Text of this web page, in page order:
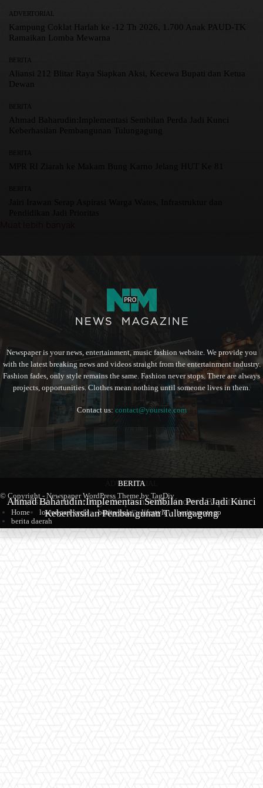
ADVERTORIAL
Kampung Coklat Harlah ke -12 Th 2026, 1.700 Anak PAUD-
TK Ramaikan Lomba Mewarna
BERITA
Aliansi 212 Blitar Raya Siapkan Aksi, Kecewa Bupati dan
Ketua Dewan
BERITA
Ahmad Baharudin:Implementasi Sembilan Perda Jadi Kunci
Keberhasilan Pembangunan Tulungagung
ADVERTORIAL
Kampung Coklat Harlah ke -12 Th 2026, 1.700 Anak PAUD-TK
Ramaikan Lomba Mewarna
BERITA
Aliansi 212 Blitar Raya Siapkan Aksi, Kecewa Bupati dan Ketua
Dewan
BERITA
Ahmad Baharudin:Implementasi Sembilan Perda Jadi Kunci
Keberhasilan Pembangunan Tulungagung
BERITA
Newspaper is your news, entertainment, music fashion website. We provide you
with the latest breaking news and videos straight from the entertainment industry.
Fashion fades, only style remains the same. Fashion never stops. There are always
projects, opportunities. Clothes mean nothing until someone lives in them.
Contact us: contact@yoursite.com
© Copyright - Newspaper WordPress Theme by TagDiv
Home
lowongan kerja berita bola lifestyle
berita motogp
berita daerah